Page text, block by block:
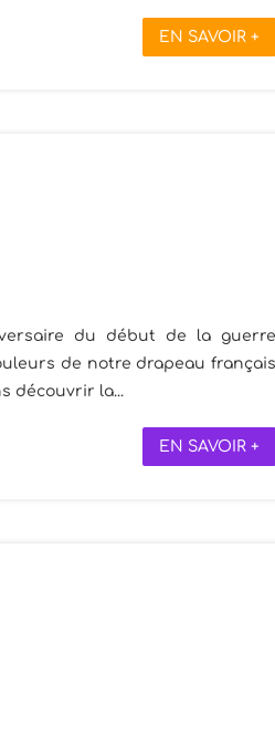
EN SAVOIR +
du début de la
de notre drapeau
découvrir la...
EN SAVOIR +